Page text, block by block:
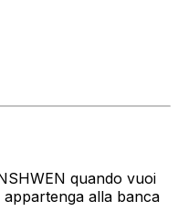
quando vuoi
appartenga alla banca